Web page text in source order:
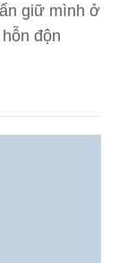
giữ mình ở
độn